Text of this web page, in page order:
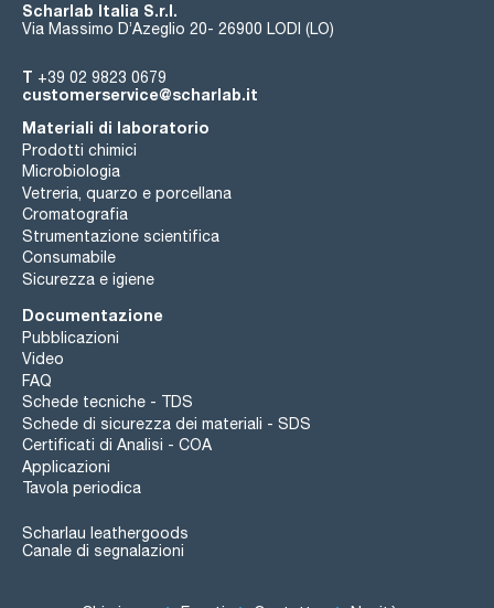
Scharlab Italia S.r.l.
Via Massimo D’Azeglio 20- 26900 LODI (LO)
T +39 02 9823 0679
customerservice@scharlab.it
Materiali di laboratorio
Prodotti chimici
Microbiologia
Vetreria, quarzo e porcellana
Cromatografia
Strumentazione scientifica
Consumabile
Sicurezza e igiene
Documentazione
Pubblicazioni
Video
FAQ
Schede tecniche - TDS
Schede di sicurezza dei materiali - SDS
Certificati di Analisi - COA
Applicazioni
Tavola periodica
Scharlau leathergoods
Canale di segnalazioni